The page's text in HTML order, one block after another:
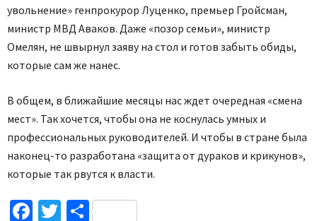
увольнение» генпрокурор Луценко, премьер Гройсман,
министр МВД Аваков. Даже «позор семьи», министр
Омелян, не швырнул заяву на стол и готов забыть обиды,
которые сам же нанес.
В общем, в ближайшие месяцы нас ждет очередная «смена
мест». Так хочется, чтобы она не коснулась умных и
профессиональных руководителей. И чтобы в стране была
наконец-то разработана «защита от дураков и крикунов»,
которые так рвутся к власти.
Facebook
TwitterПоділитися